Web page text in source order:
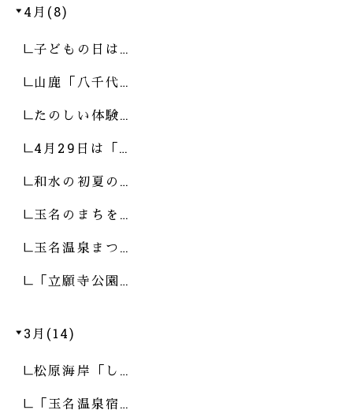
4月(8)
子どもの日は…
山鹿「八千代…
たのしい体験…
4月29日は「…
和水の初夏の…
玉名のまちを…
玉名温泉まつ…
「立願寺公園…
3月(14)
松原海岸「し…
「玉名温泉宿…